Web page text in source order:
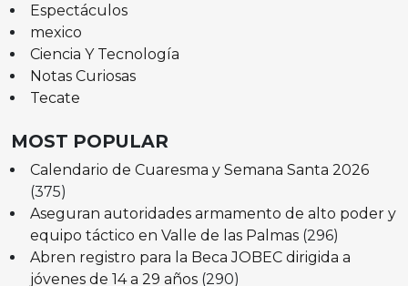
Espectáculos
mexico
Ciencia Y Tecnología
Notas Curiosas
Tecate
MOST POPULAR
Calendario de Cuaresma y Semana Santa 2026
(375)
Aseguran autoridades armamento de alto poder y
equipo táctico en Valle de las Palmas (296)
Abren registro para la Beca JOBEC dirigida a
jóvenes de 14 a 29 años (290)